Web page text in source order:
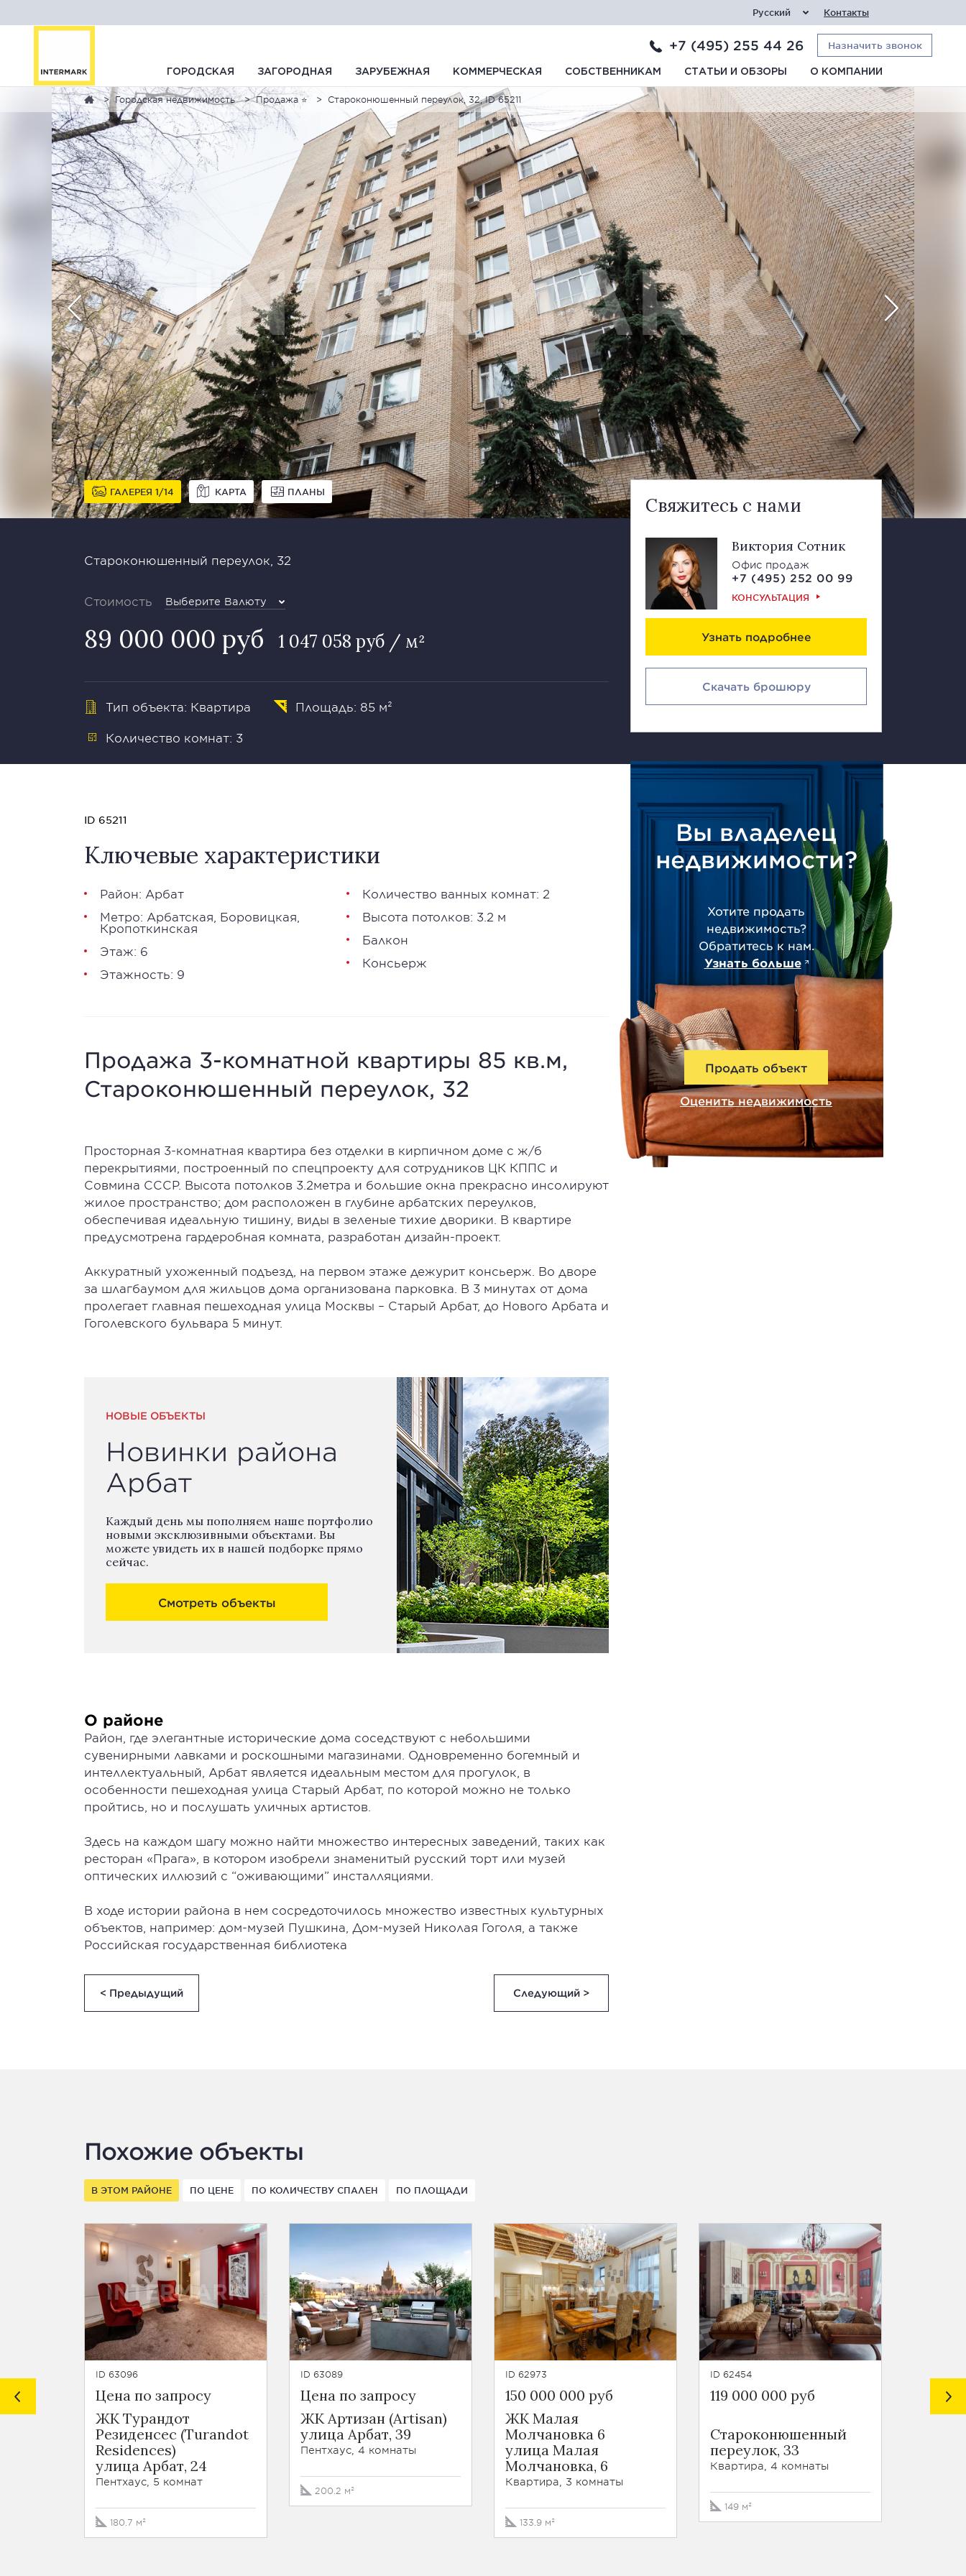
Русский Контакты
+7 (495) 255 44 26 Назначить звонок
ГОРОДСКАЯ ЗАГОРОДНАЯ ЗАРУБЕЖНАЯ КОММЕРЧЕСКАЯ СОБСТВЕННИКАМ СТАТЬИ И ОБЗОРЫ О КОМПАНИИ
Городская недвижимость Продажа ⭐ Староконюшенный переулок, 32, ID 65211
ГАЛЕРЕЯ 1 14 КАРТА ПЛАНЫ
Староконюшенный переулок, 32
Стоимость Выберите Валюту
89 000 000 руб 1 047 058 руб / м²
Тип объекта: Квартира Площадь: 85 м²
Количество комнат: 3
Свяжитесь с нами
Виктория Сотник
Офис продаж
+7 (495) 252 00 99
КОНСУЛЬТАЦИЯ
Узнать подробнее
Скачать брошюру
Вы владелец
недвижимости?
Хотите продать
недвижимость?
Обратитесь к нам.
Узнать больше
Продать объект
Оценить недвижимость
ID 65211
Ключевые характеристики
Район: Арбат
Метро: Арбатская Боровицкая
Кропоткинская
Этаж: 6
Этажность: 9
Количество ванных комнат: 2
Высота потолков: 3.2 м
Балкон
Консьерж
Продажа 3-комнатной квартиры 85 кв.м,
Староконюшенный переулок, 32
Просторная 3-комнатная квартира без отделки в кирпичном доме с ж/б
перекрытиями, построенный по спецпроекту для сотрудников ЦК КППС и
Совмина СССР. Высота потолков 3.2метра и большие окна прекрасно инсолируют
жилое пространство; дом расположен в глубине арбатских переулков,
обеспечивая идеальную тишину, виды в зеленые тихие дворики. В квартире
предусмотрена гардеробная комната, разработан дизайн-проект.
Аккуратный ухоженный подъезд, на первом этаже дежурит консьерж. Во дворе
за шлагбаумом для жильцов дома организована парковка. В 3 минутах от дома
пролегает главная пешеходная улица Москвы – Старый Арбат, до Нового Арбата и
Гоголевского бульвара 5 минут.
НОВЫЕ ОБЪЕКТЫ
Новинки района
Арбат
Каждый день мы пополняем наше портфолио
новыми эксклюзивными объектами. Вы
можете увидеть их в нашей подборке прямо
сейчас.
Смотреть объекты
О районе
Район, где элегантные исторические дома соседствуют с небольшими
сувенирными лавками и роскошными магазинами. Одновременно богемный и
интеллектуальный, Арбат является идеальным местом для прогулок, в
особенности пешеходная улица Старый Арбат, по которой можно не только
пройтись, но и послушать уличных артистов.
Здесь на каждом шагу можно найти множество интересных заведений, таких как
ресторан «Прага», в котором изобрели знаменитый русский торт или музей
оптических иллюзий с “оживающими” инсталляциями.
В ходе истории района в нем сосредоточилось множество известных культурных
объектов, например: дом-музей Пушкина, Дом-музей Николая Гоголя, а также
Российская государственная библиотека
< Предыдущий Следующий >
Похожие объекты
В ЭТОМ РАЙОНЕ ПО ЦЕНЕ ПО КОЛИЧЕСТВУ СПАЛЕН ПО ПЛОЩАДИ
ID 63096
Цена по запросу
ЖК Турандот
Резиденсес (Turandot
Residences)
улица Арбат, 24
Пентхаус, 5 комнат
180.7 м²
ID 63089
Цена по запросу
ЖК Артизан (Artisan)
улица Арбат, 39
Пентхаус, 4 комнаты
200.2 м²
ID 62973
150 000 000 руб
ЖК Малая
Молчановка 6
улица Малая
Молчановка, 6
Квартира, 3 комнаты
133.9 м²
ID 62454
119 000 000 руб
Староконюшенный
переулок, 33
Квартира, 4 комнаты
149 м²
Цена